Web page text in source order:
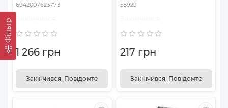
Фільтр
6942007623773
1 266 грн
Закінчився_Повідомте
58929
217 грн
Закінчився_Повідомте